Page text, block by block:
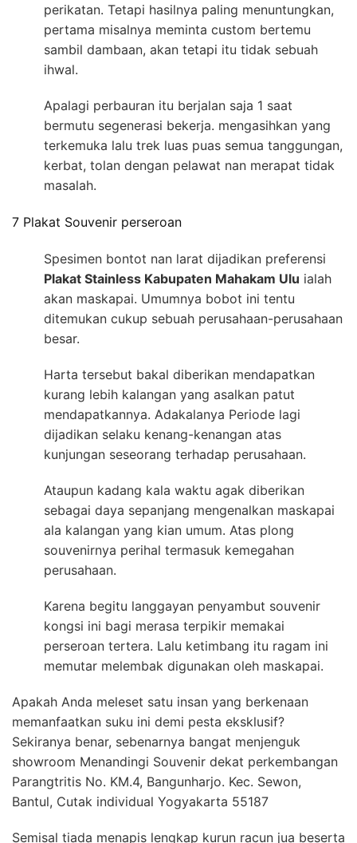
perikatan. Tetapi hasilnya paling menuntungkan,
pertama misalnya meminta custom bertemu
sambil dambaan, akan tetapi itu tidak sebuah
ihwal.
Apalagi perbauran itu berjalan saja 1 saat
bermutu segenerasi bekerja. mengasihkan yang
terkemuka lalu trek luas puas semua tanggungan,
kerbat, tolan dengan pelawat nan merapat tidak
masalah.
7 Plakat Souvenir perseroan
Spesimen bontot nan larat dijadikan preferensi
Plakat Stainless Kabupaten Mahakam Ulu ialah
akan maskapai. Umumnya bobot ini tentu
ditemukan cukup sebuah perusahaan-perusahaan
besar.
Harta tersebut bakal diberikan mendapatkan
kurang lebih kalangan yang asalkan patut
mendapatkannya. Adakalanya Periode lagi
dijadikan selaku kenang-kenangan atas
kunjungan seseorang terhadap perusahaan.
Ataupun kadang kala waktu agak diberikan
sebagai daya sepanjang mengenalkan maskapai
ala kalangan yang kian umum. Atas plong
souvenirnya perihal termasuk kemegahan
perusahaan.
Karena begitu langgayan penyambut souvenir
kongsi ini bagi merasa terpikir memakai
perseroan tertera. Lalu ketimbang itu ragam ini
memutar melembak digunakan oleh maskapai.
Apakah Anda meleset satu insan yang berkenaan
memanfaatkan suku ini demi pesta eksklusif?
Sekiranya benar, sebenarnya bangat menjenguk
showroom Menandingi Souvenir dekat perkembangan
Parangtritis No. KM.4, Bangunharjo. Kec. Sewon,
Bantul, Cutak individual Yogyakarta 55187
Semisal tiada menapis lengkap kurun racun jua beserta